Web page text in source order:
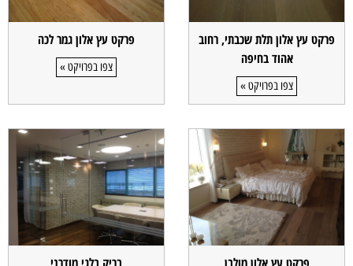
פרקט עץ אלון תלת שכבתי, רחוב
אהוד בחיפה
צפו בפרויקט »
פרקט עץ אלון גמר לכה
צפו בפרויקט »